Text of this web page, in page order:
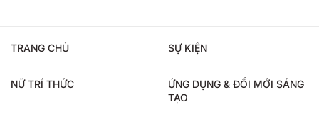
TRANG CHỦ SỰ KIỆN
NỮ TRÍ THỨC
ỨNG DỤNG & ĐỔI MỚI SÁNG
TẠO